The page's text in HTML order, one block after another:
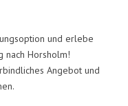
und erlebe
nach Horsholm!
Angebot und